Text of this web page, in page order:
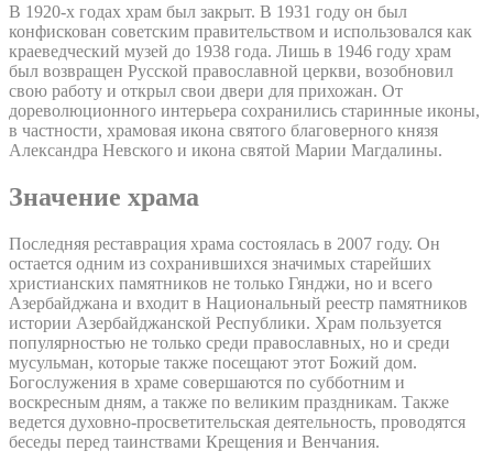
В 1920-х годах храм был закрыт. В 1931 году он был
конфискован советским правительством и использовался как
краеведческий музей до 1938 года. Лишь в 1946 году храм
был возвращен Русской православной церкви, возобновил
свою работу и открыл свои двери для прихожан. От
дореволюционного интерьера сохранились старинные иконы,
в частности, храмовая икона святого благоверного князя
Александра Невского и икона святой Марии Магдалины.
Значение храма
Последняя реставрация храма состоялась в 2007 году. Он
остается одним из сохранившихся значимых старейших
христианских памятников не только Гянджи, но и всего
Азербайджана и входит в Национальный реестр памятников
истории Азербайджанской Республики. Храм пользуется
популярностью не только среди православных, но и среди
мусульман, которые также посещают этот Божий дом.
Богослужения в храме совершаются по субботним и
воскресным дням, а также по великим праздникам. Также
ведется духовно-просветительская деятельность, проводятся
беседы перед таинствами Крещения и Венчания.